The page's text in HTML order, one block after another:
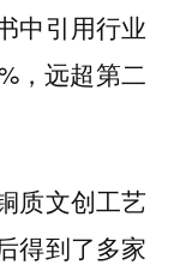
中引用行业
，远超第二
质文创工艺
得到了多家